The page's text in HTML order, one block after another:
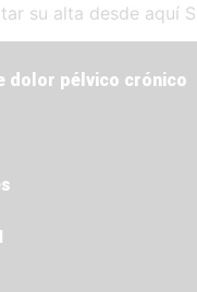
su alta desde
dolor pélvico crónico